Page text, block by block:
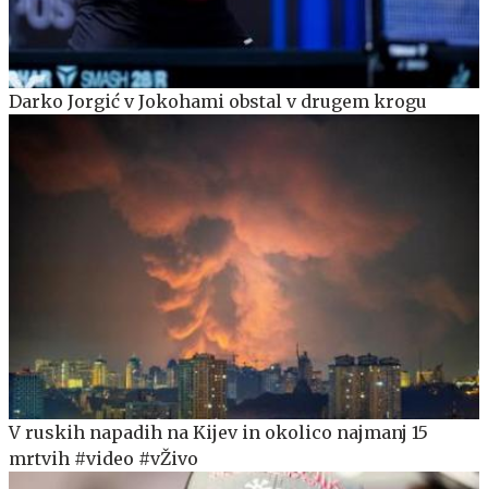
Darko Jorgić v Jokohami obstal v drugem krogu
V ruskih napadih na Kijev in okolico najmanj 15
mrtvih #video #vŽivo